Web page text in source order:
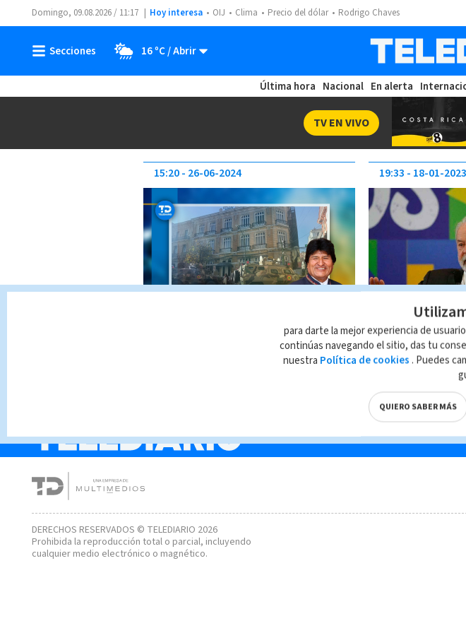
Domingo, 09.08.2026 / 11:17 Hoy interesa OIJ Clima Precio del dólar Rodrigo Chaves
16 ºC
Última hora Nacional En alerta
TV EN VIVO
denuncian golpe de
15:20 26-06-2024
Lula dice
esperaba
con un
19:33 18-01-2023
DERECHOS RESERVADOS © TELEDIARIO 2026
Prohibida la reproducción total o parcial, incluyendo
cualquier medio electrónico o magnético.
para darte la mejor experiencia de
continúas navegando el sitio, das tu
nuestra Política de cookies . Puedes
QUIERO SABER MÁS